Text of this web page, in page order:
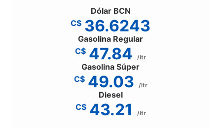
Dólar BCN
C$ 36.6243
Gasolina Regular
C$ 47.84 /ltr
Gasolina Súper
C$ 49.03 /ltr
Diesel
C$ 43.21 /ltr